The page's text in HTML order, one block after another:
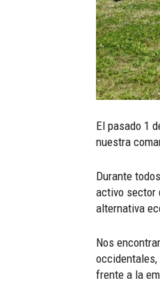
El pasado 1
nuestra
Durante
activo sector
alternativa
Nos
occidentales,
frente a la